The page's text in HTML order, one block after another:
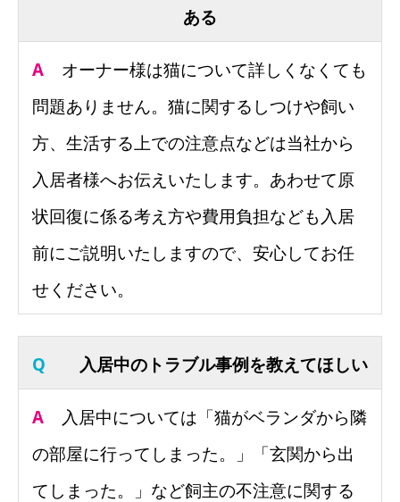
ある
A
オーナー様は猫について詳しくなくても
問題ありません。猫に関するしつけや飼い
方、 生活する上での注意点などは当社から
入居者様へお伝えいたします。 あわせて原
状回復に係る考え方や費用負担なども入居
前にご説明いたしますので、安心してお任
せください。
Q 入居中のトラブル事例を教えてほしい
A
入居中については「猫がベランダから隣
の部屋に行ってしまった。」「玄関から出
てしまった。」など飼主の不注意に関する